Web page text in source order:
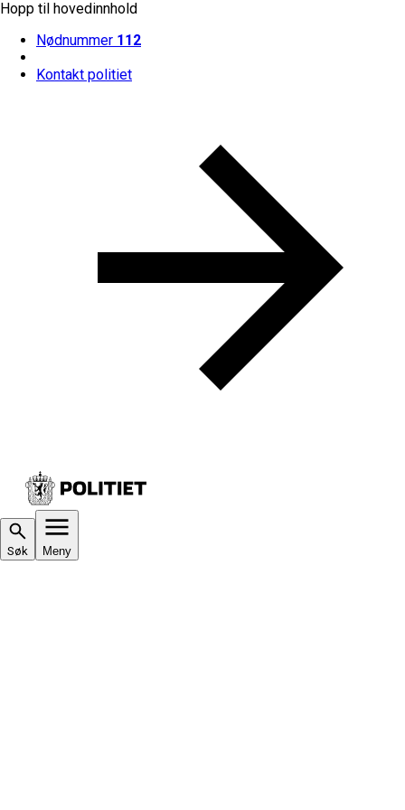
Hopp til hovedinnhold
Nødnummer 112
Kontakt politiet
Søk Meny